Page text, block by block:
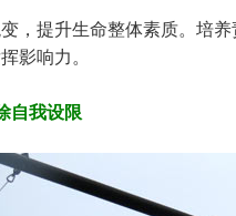
，提升生命整体素质。培
影响力。
自我设限